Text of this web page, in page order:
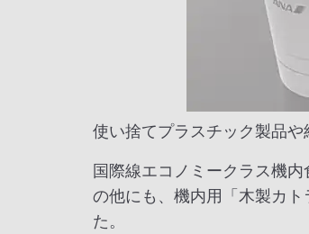
使い捨てプラスチック製品
国際線エコノミークラス機
の他にも、機内用「木製カ
た。